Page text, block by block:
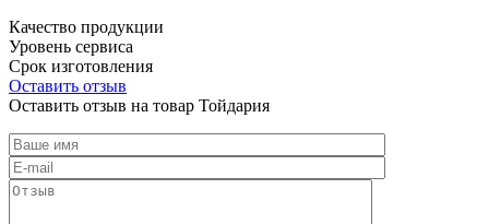
Качество продукции
Уровень сервиса
Срок изготовления
Оставить отзыв
Оставить отзыв на товар Тойдария